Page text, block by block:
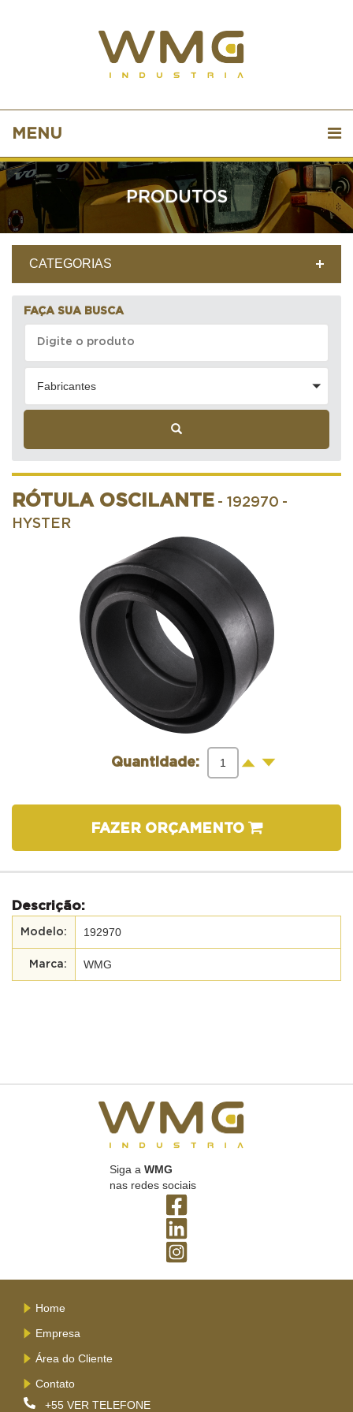
MENU
PRODUTOS
CATEGORIAS
FAÇA SUA BUSCA
Fabricantes
RÓTULA OSCILANTE - 192970 -
HYSTER
Quantidade: + -
FAZER ORÇAMENTO
Descrição:
192970
WMG
Siga a WMG
nas redes sociais
Home
Empresa
Área do Cliente
Contato
+55 VER TELEFONE